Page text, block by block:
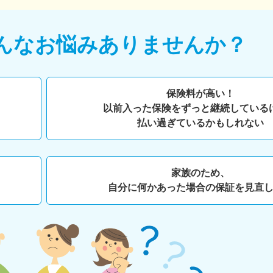
なお悩みありませんか？
保険料が高い！
以前入った保険をずっと継続している
払い過ぎているかもしれない
家族のため、
自分に何かあった場合の保証を見直